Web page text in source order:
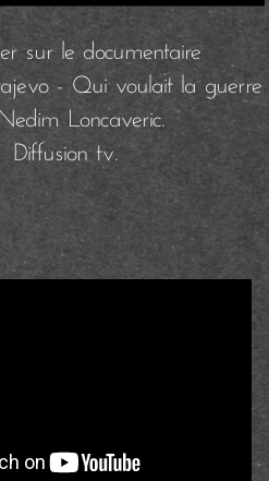
sur le documentaire
- Qui voulait la
Loncaveric.
Diffusion tv.